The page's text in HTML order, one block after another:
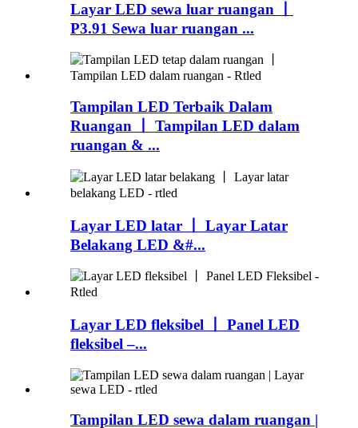
Layar LED sewa luar ruangan 丨
P3.91 Sewa luar ruangan ...
Tampilan LED Terbaik Dalam
Ruangan 丨 Tampilan LED dalam
ruangan & ...
Layar LED latar 丨 Layar Latar
Belakang LED &#...
Layar LED fleksibel 丨 Panel LED
fleksibel –...
Tampilan LED sewa dalam ruangan |